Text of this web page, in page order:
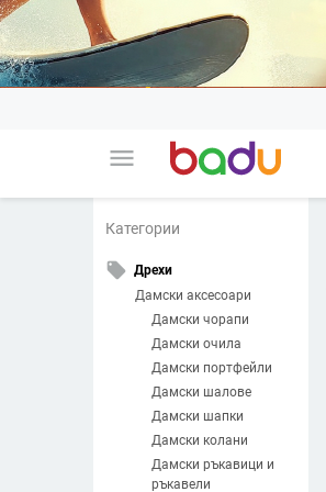
menu
Категории
local_offer Дрехи
Дамски аксесоари
Дамски чорапи
Дамски очила
Дамски портфейли
Дамски шалове
Дамски шапки
Дамски колани
Дамски ръкавици и
ръкавели